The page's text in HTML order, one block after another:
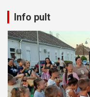
Info pult